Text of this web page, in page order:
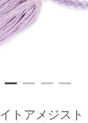
トアメジス